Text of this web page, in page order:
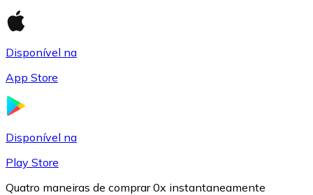
Disponível na
App Store
Disponível na
Play Store
Quatro maneiras de comprar 0x instantaneamente